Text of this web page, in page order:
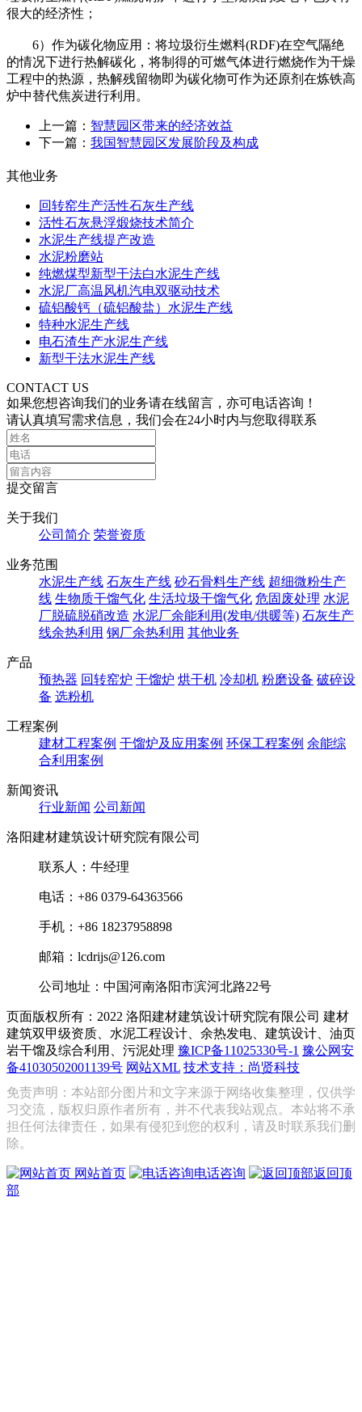
很大的经济性；
6）作为碳化物应用：将垃圾衍生燃料(RDF)在空气隔绝
的情况下进行热解碳化，将制得的可燃气体进行燃烧作为干燥
工程中的热源，热解残留物即为碳化物可作为还原剂在炼铁高
炉中替代焦炭进行利用。
上一篇： 智慧园区带来的经济效益
下一篇： 我国智慧园区发展阶段及构成
其他业务
回转窑生产活性石灰生产线
活性石灰悬浮煅烧技术简介
水泥生产线提产改造
水泥粉磨站
纯燃煤型新型干法白水泥生产线
水泥厂高温风机汽电双驱动技术
硫铝酸钙（硫铝酸盐）水泥生产线
特种水泥生产线
电石渣生产水泥生产线
新型干法水泥生产线
CONTACT US
如果您想咨询我们的业务请在线留言，亦可电话咨询！
请认真填写需求信息，我们会在24小时内与您取得联系
提交留言
关于我们
公司简介 荣誉资质
业务范围
水泥生产线 石灰生产线 砂石骨料生产线 超细微粉生产
线 生物质干馏气化 生活垃圾干馏气化 危固废处理 水泥
厂脱硫脱硝改造 水泥厂余能利用(发电/供暖等) 石灰生产
线余热利用 钢厂余热利用 其他业务
产品
预热器 回转窑炉 干馏炉 烘干机 冷却机 粉磨设备 破碎设
备 选粉机
工程案例
建材工程案例 干馏炉及应用案例 环保工程案例 余能综
合利用案例
新闻资讯
行业新闻 公司新闻
洛阳建材建筑设计研究院有限公司
联系人：牛经理
电话：+86 0379-64363566
手机：+86 18237958898
邮箱：lcdrijs@126.com
公司地址：中国河南洛阳市滨河北路22号
页面版权所有：2022 洛阳建材建筑设计研究院有限公司 建材
建筑双甲级资质、水泥工程设计、余热发电、建筑设计、油页
岩干馏及综合利用、污泥处理 豫ICP备11025330号-1 豫公网安
备41030502001139号 网站XML 技术支持：尚贤科技
免责声明：本站部分图片和文字来源于网络收集整理，仅供学
习交流，版权归原作者所有，并不代表我站观点。本站将不承
担任何法律责任，如果有侵犯到您的权利，请及时联系我们删
除。
网站首页 电话咨询
返回顶
部